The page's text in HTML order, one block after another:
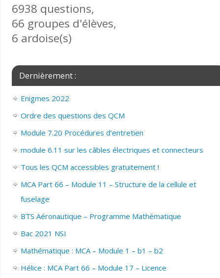
6938 questions,
66 groupes d'élèves,
6 ardoise(s)
Dernièrement :
Enigmes 2022
Ordre des questions des QCM
Module 7.20 Procédures d’entretien
module 6.11 sur les câbles électriques et connecteurs
Tous les QCM accessibles gratuitement !
MCA Part 66 – Module 11 – Structure de la cellule et
fuselage
BTS Aéronautique – Programme Mathématique
Bac 2021 NSI
Mathématique : MCA – Module 1 – b1 – b2
Hélice : MCA Part 66 – Module 17 – Licence